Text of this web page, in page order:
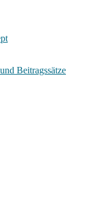
Beitragssätze